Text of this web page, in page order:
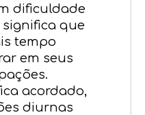
dificuldade
significa que
tempo
em seus
acordado,
diurnas